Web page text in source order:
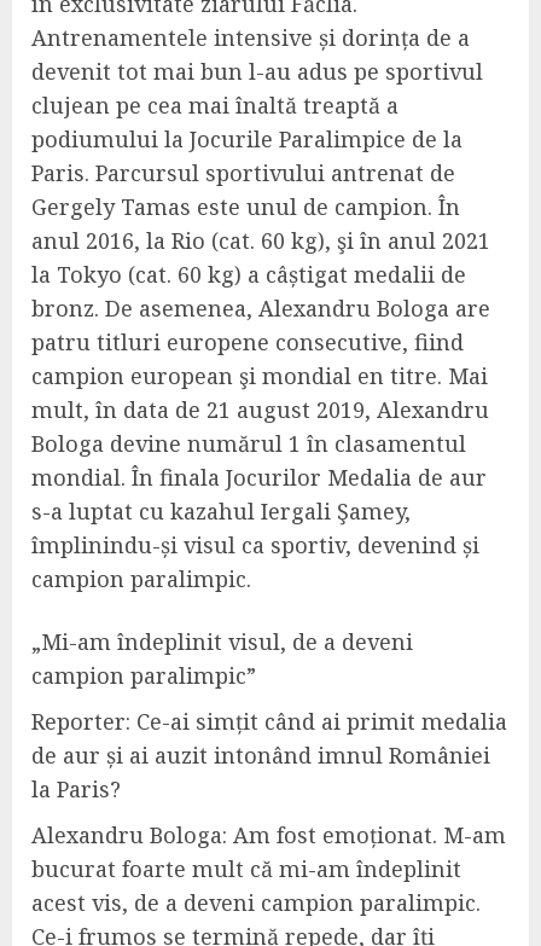
Antrenamentele intensive și dorința de a
devenit tot mai bun l-au adus pe sportivul
clujean pe cea mai înaltă treaptă a
podiumului la Jocurile Paralimpice de la
Paris. Parcursul sportivului antrenat de
Gergely Tamas este unul de campion. În
anul 2016, la Rio (cat. 60 kg), şi în anul 2021
la Tokyo (cat. 60 kg) a câștigat medalii de
bronz. De asemenea, Alexandru Bologa are
patru titluri europene consecutive, fiind
campion european şi mondial en titre. Mai
mult, în data de 21 august 2019, Alexandru
Bologa devine numărul 1 în clasamentul
mondial. În finala Jocurilor Medalia de aur
s-a luptat cu kazahul Iergali Şamey,
împlinindu-și visul ca sportiv, devenind și
campion paralimpic.
„Mi-am îndeplinit visul, de a deveni
campion paralimpic”
Reporter: Ce-ai simțit când ai primit medalia
de aur și ai auzit intonând imnul României
la Paris?
Alexandru Bologa: Am fost emoționat. M-am
bucurat foarte mult că mi-am îndeplinit
acest vis, de a deveni campion paralimpic.
Ce-i frumos se termină repede, dar îți